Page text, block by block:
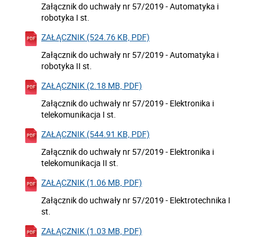
Załącznik do uchwały nr 57/2019 - Automatyka i
robotyka I st.
ZAŁĄCZNIK (524.76 KB, PDF)
Załącznik do uchwały nr 57/2019 - Automatyka i
robotyka II st.
ZAŁĄCZNIK (2.18 MB, PDF)
Załącznik do uchwały nr 57/2019 - Elektronika i
telekomunikacja I st.
ZAŁĄCZNIK (544.91 KB, PDF)
Załącznik do uchwały nr 57/2019 - Elektronika i
telekomunikacja II st.
ZAŁĄCZNIK (1.06 MB, PDF)
Załącznik do uchwały nr 57/2019 - Elektrotechnika I
st.
ZAŁĄCZNIK (1.03 MB, PDF)